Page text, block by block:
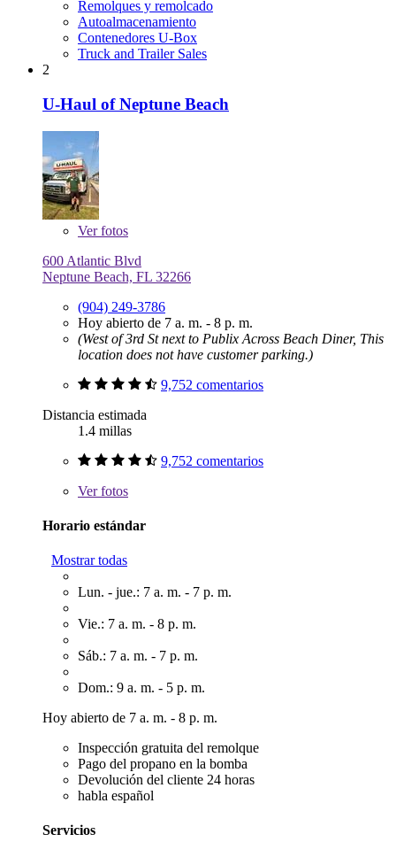
Remolques y remolcado
Autoalmacenamiento
Contenedores U-Box
Truck and Trailer Sales
2
U-Haul of Neptune Beach
Verfotos
600 Atlantic Blvd
Neptune Beach, FL 32266
(904) 249-3786
Hoy abierto de 7 a. m. - 8 p. m.
(West of 3rd St next to Publix Across Beach Diner, This
location does not have customer parking.)
9,752 comentarios
Distancia estimada
1.4 millas
9,752 comentarios
Verfotos
Horario estándar
Mostrar todas
Lun. - jue.: 7 a. m. - 7 p. m.
Vie.: 7 a. m. - 8 p. m.
Sáb.: 7 a. m. - 7 p. m.
Dom.: 9 a. m. - 5 p. m.
Hoy abierto de 7 a. m. - 8 p. m.
Inspección gratuita del remolque
Pago del propano en la bomba
Devolución del cliente 24 horas
habla español
Servicios